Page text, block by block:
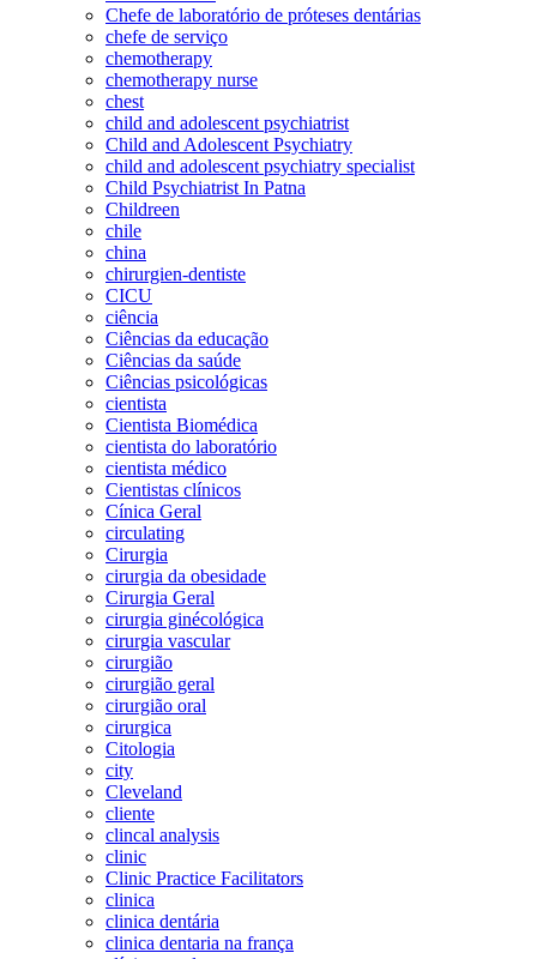
Chefe de laboratório de próteses dentárias
chefe de serviço
chemotherapy
chemotherapy nurse
chest
child and adolescent psychiatrist
Child and Adolescent Psychiatry
child and adolescent psychiatry specialist
Child Psychiatrist In Patna
Childreen
chile
china
chirurgien-dentiste
CICU
ciência
Ciências da educação
Ciências da saúde
Ciências psicológicas
cientista
Cientista Biomédica
cientista do laboratório
cientista médico
Cientistas clínicos
Cínica Geral
circulating
Cirurgia
cirurgia da obesidade
Cirurgia Geral
cirurgia ginécológica
cirurgia vascular
cirurgião
cirurgião geral
cirurgião oral
cirurgica
Citologia
city
Cleveland
cliente
clincal analysis
clinic
Clinic Practice Facilitators
clinica
clinica dentária
clinica dentaria na frança